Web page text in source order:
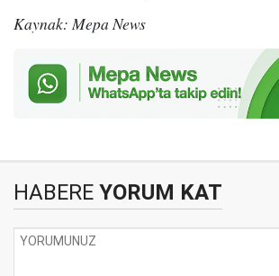
Kaynak: Mepa News
HABERE YORUM KAT